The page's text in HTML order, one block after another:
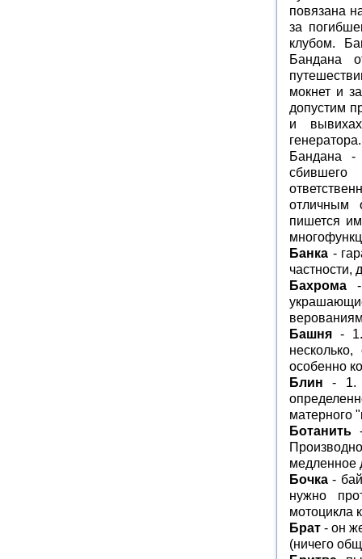
повязана
за
клубом.
Бандана
мокнет и
допустим
и
Бандана -
отличным
пишется
Банка -
частности,
Бахрома -
Башня -
особенно
Блин - 1.
матерного
Ботанить
медленное
Бочка -
нужно
мотоцикла
Брат - он
(ничего